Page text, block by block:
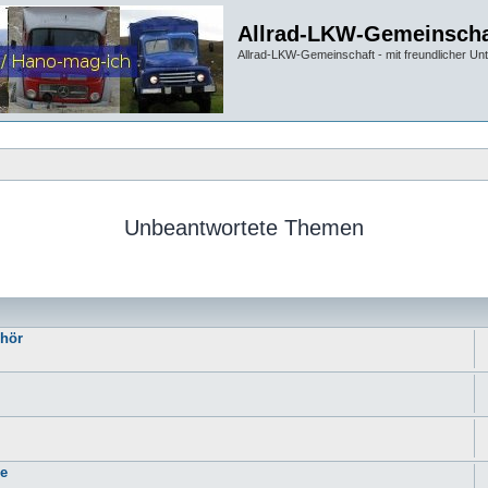
Allrad-LKW-
Allrad-LKW-Gemeinschaft - mit freundlicher
Unbeantwortete Themen